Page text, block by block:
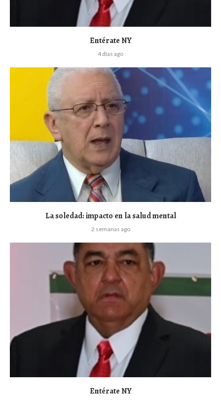
Entérate NY
4 días ago
La soledad: impacto en la salud mental
2 semanas ago
Entérate NY